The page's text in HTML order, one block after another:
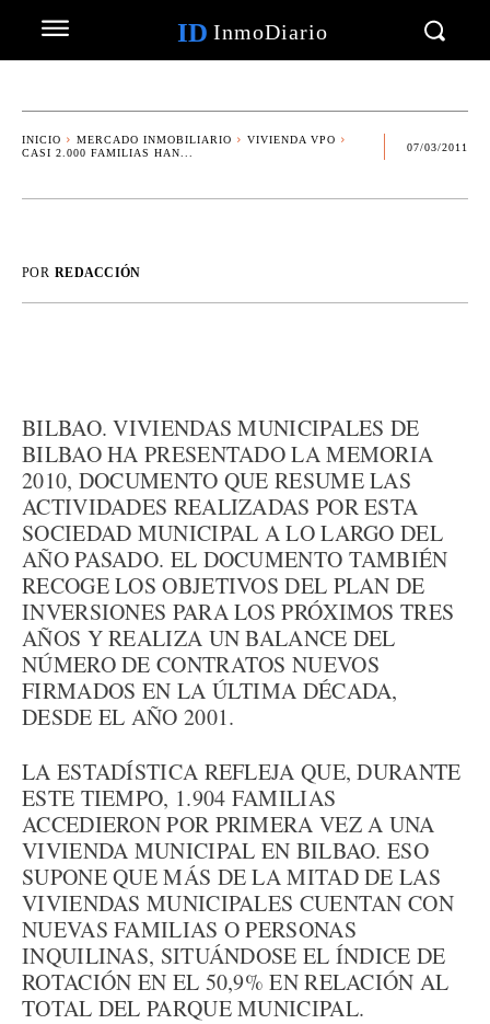
ID InmoDiario
INICIO MERCADO INMOBILIARIO
VIVIENDA VPO
CASI 2.000 FAMILIAS HAN...
07/03/2011
POR REDACCIÓN
BILBAO. VIVIENDAS MUNICIPALES DE
BILBAO HA PRESENTADO LA MEMORIA
2010, DOCUMENTO QUE RESUME LAS
ACTIVIDADES REALIZADAS POR ESTA
SOCIEDAD MUNICIPAL A LO LARGO DEL
AÑO PASADO. EL DOCUMENTO TAMBIÉN
RECOGE LOS OBJETIVOS DEL PLAN DE
INVERSIONES PARA LOS PRÓXIMOS TRES
AÑOS Y REALIZA UN BALANCE DEL
NÚMERO DE CONTRATOS NUEVOS
FIRMADOS EN LA ÚLTIMA DÉCADA,
DESDE EL AÑO 2001.
LA ESTADÍSTICA REFLEJA QUE, DURANTE
ESTE TIEMPO, 1.904 FAMILIAS
ACCEDIERON POR PRIMERA VEZ A UNA
VIVIENDA MUNICIPAL EN BILBAO. ESO
SUPONE QUE MÁS DE LA MITAD DE LAS
VIVIENDAS MUNICIPALES CUENTAN CON
NUEVAS FAMILIAS O PERSONAS
INQUILINAS, SITUÁNDOSE EL ÍNDICE DE
ROTACIÓN EN EL 50,9% EN RELACIÓN AL
TOTAL DEL PARQUE MUNICIPAL.